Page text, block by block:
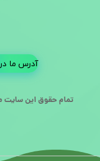
تمام حقوق این سایت
آدرس ما